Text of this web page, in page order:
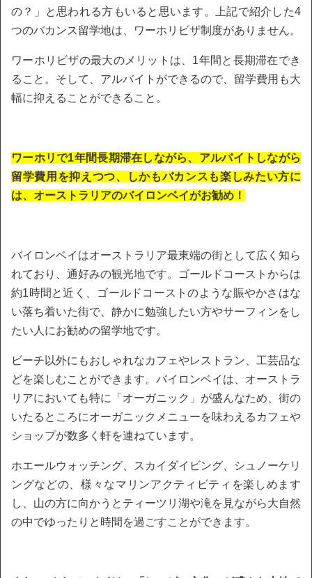
の？」と思われる方もいると思います。上記で紹介した4
つのバカンス留学地は、ワーホリビザ制度がありません。
ワーホリビザの最大のメリットは、1年間と長期滞在でき
ること。そして、アルバイトができるので、留学費用も大
幅に抑えることができること。
ワーホリで1年間長期滞在しながら、アルバイトしながら
留学費用を抑えつつ、しかもバカンスも楽しみたい方に
は、オーストラリアのバイロンベイがお勧め！
バイロンベイはオーストラリア最東端の街として広く知ら
れており、通好みの観光地です。ゴールドコーストからは
約1時間と近く、ゴールドコーストのような賑やかさはな
い落ち着いた街で、静かに勉強したい方やサーフィンをし
たい人にお勧めの留学地です。
ビーチ以外にもおしゃれなカフェやレストラン、工芸品な
どを楽しむことができます。バイロンベイは、オーストラ
リアにおいても特に「オーガニック」が盛んなため、街の
いたるところにオーガニックメニューを味わえるカフェや
ショップが数多く軒を連ねています。
ホエールウォッチング、スカイダイビング、シュノーケリ
ングなどの、様々なマリンアクティビティを楽しめます
し、山の方に向かうとティーツリ湖や滝を見ながら大自然
の中でゆったりと時間を過ごすことができます。